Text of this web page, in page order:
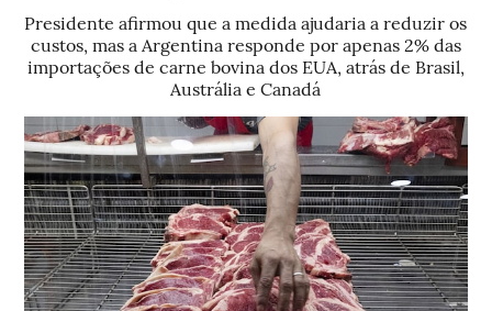
Presidente afirmou que a medida ajudaria a reduzir os
custos, mas a Argentina responde por apenas 2% das
importações de carne bovina dos EUA, atrás de Brasil,
Austrália e Canadá